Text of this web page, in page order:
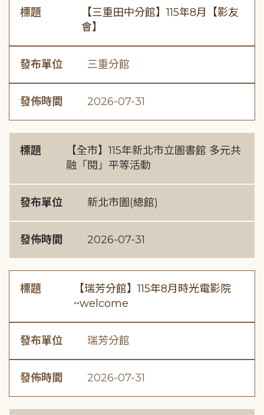
標題
【三重田中分館】115年8月【影友
會】
發布單位 三重分館
發佈時間 2026-07-31
標題
【全市】115年新北市立圖書館 多元共
融「閱」平等活動
發布單位 新北市圖(總館)
發佈時間 2026-07-31
標題
【瑞芳分館】115年8月時光電影院
~welcome
發布單位 瑞芳分館
發佈時間 2026-07-31